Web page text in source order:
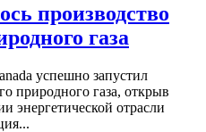
производство
газа
успешно запустил
природного газа, открыв
энергетической отрасли